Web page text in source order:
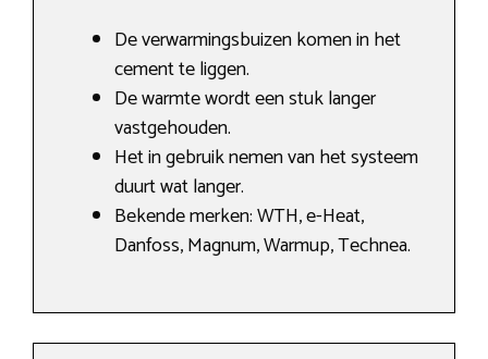
De verwarmingsbuizen komen in het
cement te liggen.
De warmte wordt een stuk langer
vastgehouden.
Het in gebruik nemen van het systeem
duurt wat langer.
Bekende merken: WTH, e-Heat,
Danfoss, Magnum, Warmup, Technea.